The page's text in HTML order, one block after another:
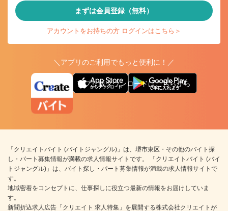
まずは会員登録（無料）
アカウントをお持ちの方 ログインはこちら＞
＼アプリのご利用でもっと便利に！／
アプリ版ダウンロードはこちらから
「クリエイトバイト (バイトジャングル)」は、堺市東区・その他のバイト探
し・パート募集情報が満載の求人情報サイトです。 「クリエイトバイト (バイ
トジャングル)」は、バイト探し・パート募集情報が満載の求人情報サイトで
す。
地域密着をコンセプトに、仕事探しに役立つ最新の情報をお届けしていま
す。
新聞折込求人広告「クリエイト 求人特集」を展開する株式会社クリエイトが